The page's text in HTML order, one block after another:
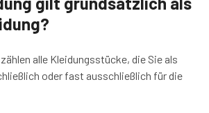
alle Kleidungsstücke, die Sie als
oder fast ausschließlich für die